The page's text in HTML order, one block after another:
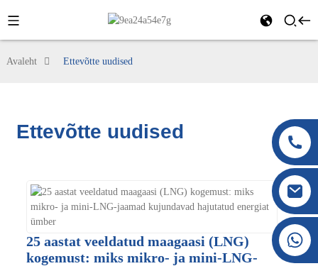
+86 177 8117 4421
+86 138 8076 0589
Avaleht Ettevõtte uudised
Ettevõtte uudised
25 aastat veeldatud maagaasi (LNG)
kogemust: miks mikro- ja mini-LNG-